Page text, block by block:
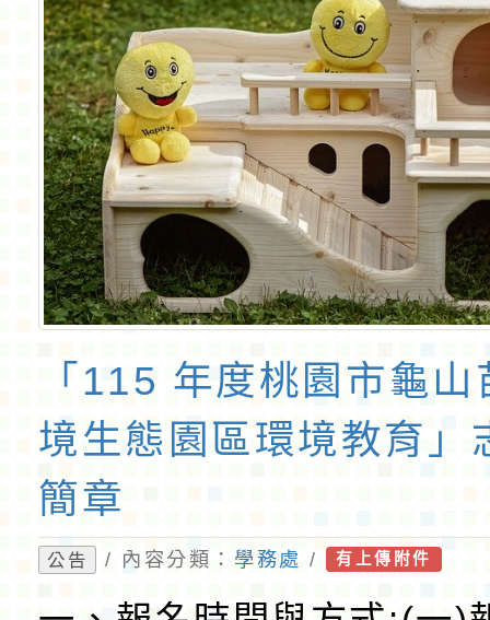
「115 年度桃園市龜
境生態園區環境教育」
簡章
公告 / 內容分類： 學務處 / 有上傳附件